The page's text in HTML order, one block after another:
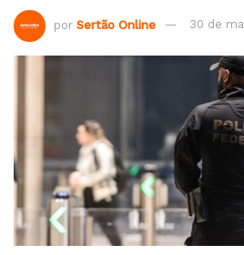
por Sertão Online 30 de